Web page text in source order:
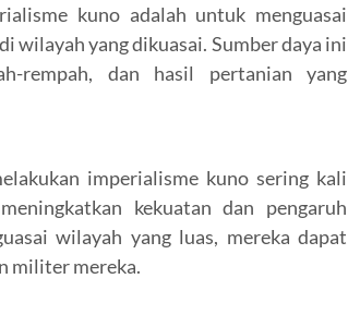
kuno adalah untuk menguasai
wilayah yang dikuasai. Sumber daya ini
rempah, dan hasil pertanian yang
imperialisme kuno sering kali
meningkatkan kekuatan dan pengaruh
wilayah yang luas, mereka dapat
militer mereka.